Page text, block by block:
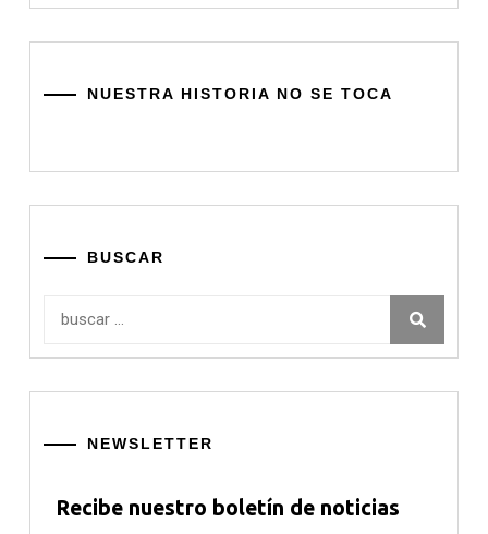
NUESTRA HISTORIA NO SE TOCA
BUSCAR
NEWSLETTER
Recibe nuestro boletín de noticias